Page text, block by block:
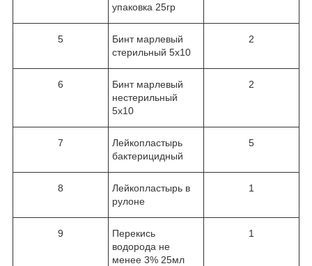
упаковка 25гр
5
Бинт марлевый
стерильный 5х10
2
6
Бинт марлевый
нестерильный
5х10
2
7
Лейкопластырь
бактерицидный
5
8
Лейкопластырь в
рулоне
1
9
Перекись
водорода не
менее 3% 25мл
1